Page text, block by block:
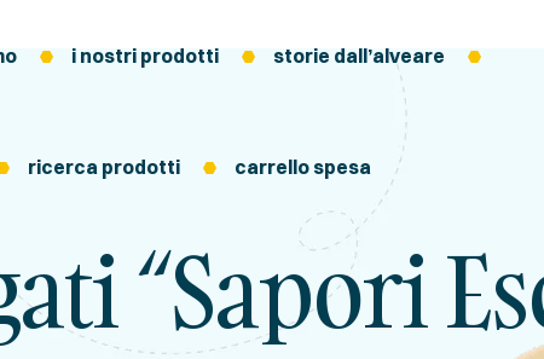
i nostri prodotti storie dall’alveare
ricerca prodotti carrello spesa
“sapori